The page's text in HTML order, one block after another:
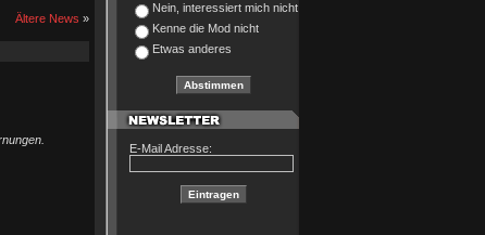
Ältere News »
Nein, interessiert mich nicht
Kenne die Mod nicht
Etwas anderes
E-Mail Adresse: